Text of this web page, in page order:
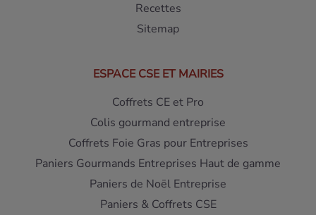
Recettes
Sitemap
ESPACE CSE ET MAIRIES
Coffrets CE et Pro
Colis gourmand entreprise
Coffrets Foie Gras pour Entreprises
Paniers Gourmands Entreprises Haut de gamme
Paniers de Noël Entreprise
Paniers & Coffrets CSE